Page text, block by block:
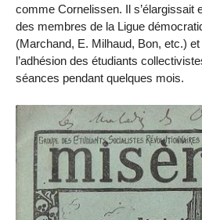
comme Cornelissen. Il s’élargissait
des membres de la Ligue
(Marchand, E. Milhaud, Bon, etc.)
l’adhésion des étudiants
séances pendant quelques mois.